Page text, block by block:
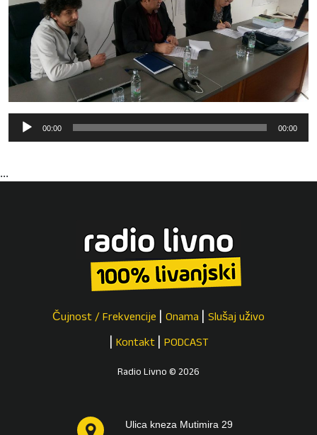
Reproduktor
audiozapisa
00:00 00:00
...
Čujnost / Frekvencije Onama Slušaj uživo
Kontakt PODCAST
Radio Livno © 2026
Ulica kneza Mutimira 29